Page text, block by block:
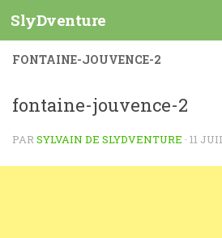
Skip to content
SlyDventure
FONTAINE-JOUVENCE-2
fontaine-jouvence-2
PARSYLVAIN DE SLYDVENTURE · 11